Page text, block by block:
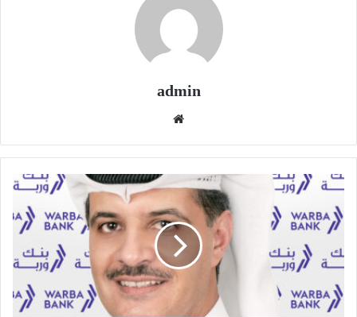
admin
"وربة"
يواصل
صقل
مهارات
الشباب
ونقل
المعرفة
في